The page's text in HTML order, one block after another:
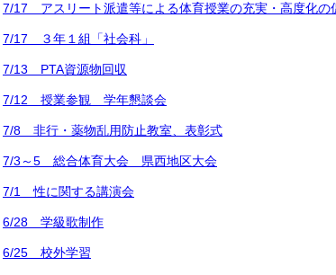
7/17 アスリート派遣等による体育授業の充実・高度化の
7/17 ３年１組「社会科」
7/13 PTA資源物回収
7/12 授業参観 学年懇談会
7/8 非行・薬物乱用防止教室、表彰式
7/3～5 総合体育大会 県西地区大会
7/1 性に関する講演会
6/28 学級歌制作
6/25 校外学習